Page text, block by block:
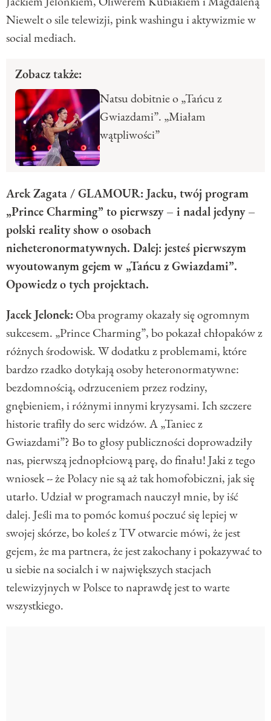
Niewelt o sile telewizji, pink washingu i aktywizmie w
social mediach.
Zobacz także:
Natsu dobitnie o „Tańcu z
Gwiazdami”. „Miałam
wątpliwości”
Arek Zagata / GLAMOUR: Jacku, twój program
„Prince Charming” to pierwszy – i nadal jedyny –
polski reality show o osobach
nieheteronormatywnych. Dalej: jesteś pierwszym
wyoutowanym gejem w „Tańcu z Gwiazdami”.
Opowiedz o tych projektach.
Jacek Jelonek: Oba programy okazały się ogromnym
sukcesem. „Prince Charming”, bo pokazał chłopaków z
różnych środowisk. W dodatku z problemami, które
bardzo rzadko dotykają osoby heteronormatywne:
bezdomnością, odrzuceniem przez rodziny,
gnębieniem, i różnymi innymi kryzysami. Ich szczere
historie trafiły do serc widzów. A „Taniec z
Gwiazdami”? Bo to głosy publiczności doprowadziły
nas, pierwszą jednopłciową parę, do finału! Jaki z tego
wniosek -- że Polacy nie są aż tak homofobiczni, jak się
utarło. Udział w programach nauczył mnie, by iść
dalej. Jeśli ma to pomóc komuś poczuć się lepiej w
swojej skórze, bo koleś z TV otwarcie mówi, że jest
gejem, że ma partnera, że jest zakochany i pokazywać to
u siebie na socialch i w największych stacjach
telewizyjnych w Polsce to naprawdę jest to warte
wszystkiego.